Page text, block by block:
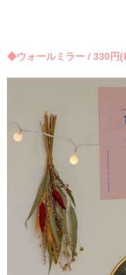
◆ウォールミラー / 330円(